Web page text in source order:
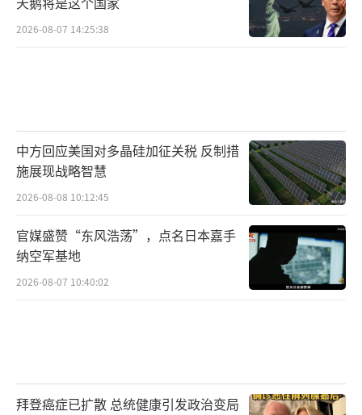
2026-08-07 14:25:38
中方回应美国对多晶硅加征关税 反制措
施展现战略智慧
2026-08-08 10:12:45
官媒盛赞“东风浩荡”，点名日本嘉手
纳空军基地
2026-08-07 10:40:02
拜登癌症已扩散 总统健康引发政治变局